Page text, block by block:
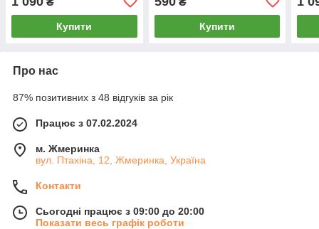
Купити Купити
Про нас
87% позитивних з 48 відгуків за рік
Працює з 07.02.2024
м. Жмеринка
вул. Птахіна, 12, Жмеринка, Україна
Контакти
Сьогодні працює з 09:00 до 20:00
Показати весь графік роботи